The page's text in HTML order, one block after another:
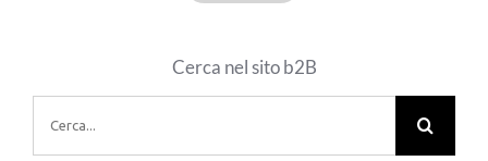
Cerca nel sito b2B
per: